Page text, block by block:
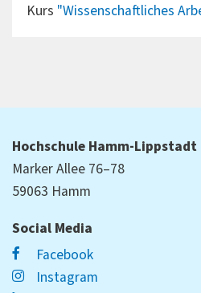
Kurs "Wissenschaftliches
Hochschule Hamm-Lippstadt
Marker Allee 76–78
59063 Hamm
Social Media
Facebook
Instagram